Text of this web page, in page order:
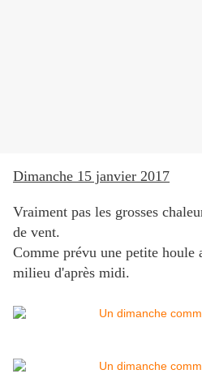
Dimanche 15 janvier 2017
Vraiment pas les grosses
de vent.
Comme prévu une petite houle
milieu d'après midi.